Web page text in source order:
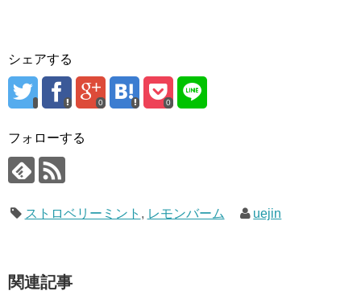
シェアする
0 0
フォローする
ストロベリーミント , レモンバーム uejin
関連記事